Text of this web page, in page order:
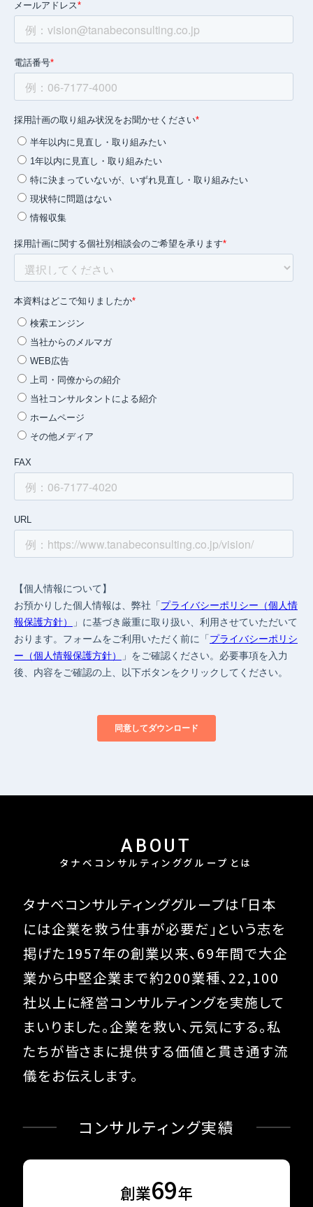
ABOUT
タナベコンサルティンググループとは
タナベコンサルティンググループは「日本
には企業を救う仕事が必要だ」という志を
掲げた1957年の創業以来、69年間で大企
業から中堅企業まで約200業種、22,100
社以上に経営コンサルティングを実施して
まいりました。企業を救い、元気にする。私
たちが皆さまに提供する価値と貫き通す流
儀をお伝えします。
コンサルティング実績
創業69年